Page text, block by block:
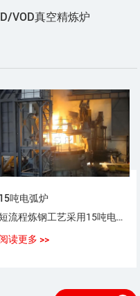
VOD真空精炼炉
15吨电弧炉
短流程炼钢工艺采用15吨电弧炉，采用100%废钢或废钢+铁水（生铁），或废钢+海绵铁（DRI）作为炼钢原料。
阅读更多 >>